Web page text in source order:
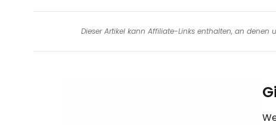
Dieser Artikel kann Affiliate-Links enthalten, an denen